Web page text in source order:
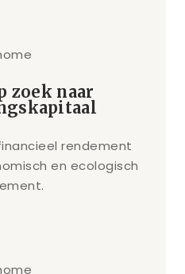
zoek naar
rendement
en ecologisch